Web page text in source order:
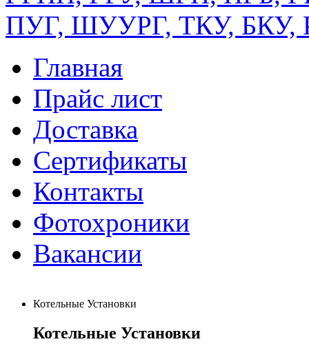
Главная
Прайс лист
Доставка
Сертификаты
Контакты
Фотохроники
Вакансии
Котельные Установки
Котельные Установки